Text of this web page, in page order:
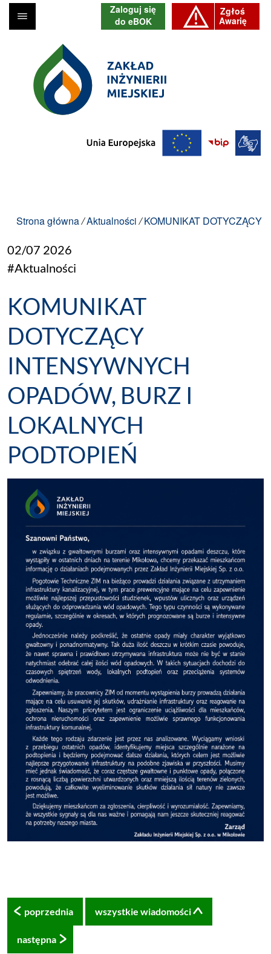
ZIM Sp. z o.o.
Zaloguj się
do eBOK
Zgłoś
Awarię
Unia BIP
menu
Strona główna/Aktualności / KOMUNIKAT DOTYCZĄCY
02/07 2026
#Aktualności
KOMUNIKAT
DOTYCZĄCY
INTENSYWNYCH
OPADÓW, BURZ I
LOKALNYCH
PODTOPIEŃ
poprzednia wszystkie wiadomości
następna